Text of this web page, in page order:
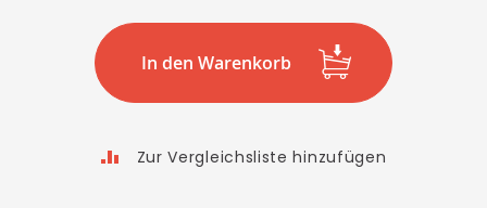
In den Warenkorb
Zur Vergleichsliste hinzufügen